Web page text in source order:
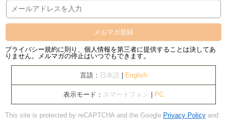
メルマガ登録
プライバシー規約に則り、個人情報を第三者に提供することは決してあ
りません。メルマガの停止はいつでもできます。
言語： 日本語 | English
表示モード： スマートフォン | PC
This site is protected by reCAPTCHA and the Google Privacy Policy and